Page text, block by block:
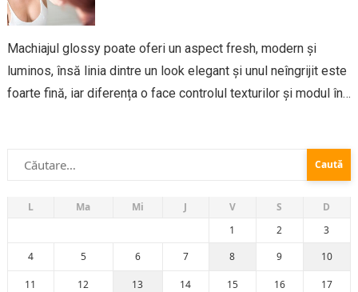
Machiajul glossy poate oferi un aspect fresh, modern și
luminos, însă linia dintre un look elegant și unul neîngrijit este
foarte fină, iar diferența o face controlul texturilor și modul în
Caută
după:
L Ma Mi J V S
D
1
2
3
4
5 6 7 8 9 10
11 12 13 14 15 16 17